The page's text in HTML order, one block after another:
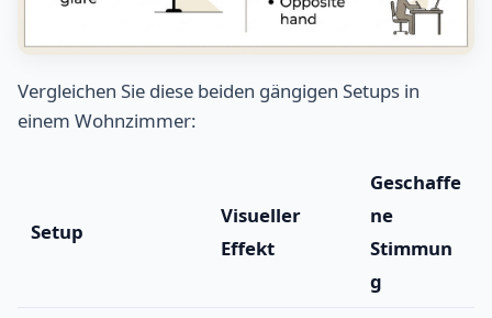
Vergleichen Sie diese beiden gängigen Setups in
einem Wohnzimmer:
Setup
Visueller
Effekt
Geschaffe
ne
Stimmun
g